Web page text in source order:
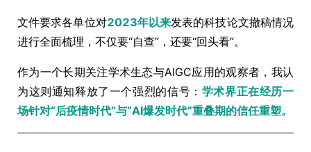
文件要求各单位对2023年以来发表的科技论文撤稿情况
进行全面梳理，不仅要“自查”，还要“回头看”。
作为一个长期关注学术生态与AIGC应用的观察者，我认
为这则通知释放了一个强烈的信号： 学术界正在经历一
场针对“后疫情时代”与“AI爆发时代”重叠期的信任重塑。